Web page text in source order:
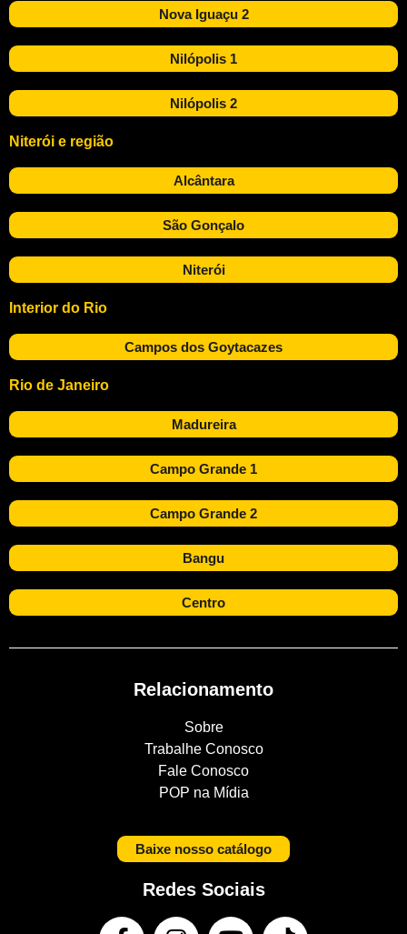
Nova Iguaçu 2
Nilópolis 1
Nilópolis 2
Niterói e região
Alcântara
São Gonçalo
Niterói
Interior do Rio
Campos dos Goytacazes
Rio de Janeiro
Madureira
Campo Grande 1
Campo Grande 2
Bangu
Centro
Relacionamento
Sobre
Trabalhe Conosco
Fale Conosco
POP na Mídia
Baixe nosso catálogo
Redes Sociais